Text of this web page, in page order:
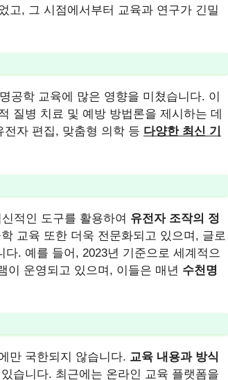
고, 그 시점에서부터 교육과 연구가 긴밀
공학 교육에 많은 영향을 미쳤습니다. 이
질병 치료 및 예방 방법론을 제시하는 데
자 편집, 맞춤형 의학 등 다양한 최신 기
적인 도구를 활용하여 유전자 조작의 정
교육 또한 더욱 전문화되고 있으며, 글로
. 예를 들어, 2023년 기준으로 세계적으
이 운영되고 있으며, 이들은 매년 수천명
만 국한되지 않습니다. 교육 내용과 방식
습니다. 최근에는 온라인 교육 플랫폼을